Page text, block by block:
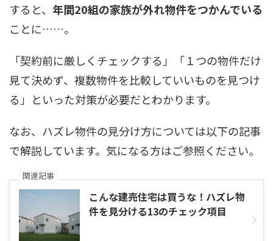
すると、 年間20組の家族が外れ物件をつかんでいる
ことに……。
「契約前に厳しくチェックする」「１つの物件だけ
見て決めず、複数物件を比較していいものを見つけ
る」といった対策が必要だとわかります。
なお、ハズレ物件の見分け方については以下の記事
で解説しています。気になる方はご参照ください。
こんな建売住宅は買うな！ハズレ物
件を見分ける13のチェック項目
関連記事